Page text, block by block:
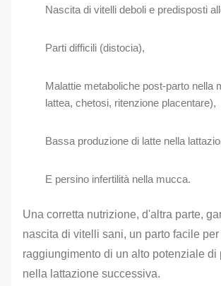
Nascita di vitelli deboli e predisposti
Parti difficili (distocia),
Malattie metaboliche post-parto nella
lattea, chetosi, ritenzione placentare),
Bassa produzione di latte nella
E persino infertilità nella mucca.
Una corretta nutrizione, d'altra parte,
nascita di vitelli sani, un parto facile per
raggiungimento di un alto potenziale di
nella lattazione successiva.